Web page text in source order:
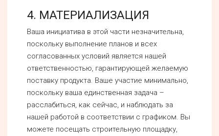
4. МАТЕРИАЛИЗАЦИЯ
Ваша инициатива в этой части незначительна,
поскольку выполнение планов и всех
согласованных условий является нашей
ответственностью, гарантирующей желаемую
поставку продукта. Ваше участие минимально,
поскольку ваша единственная задача –
расслабиться, как сейчас, и наблюдать за
нашей работой в соответствии с графиком. Вы
можете посещать строительную площадку,